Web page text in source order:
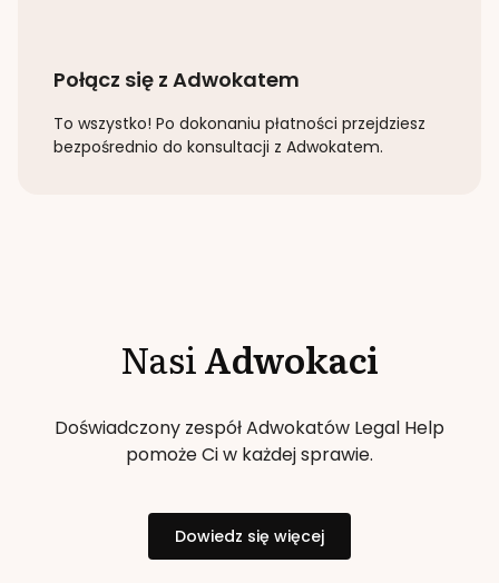
Połącz się z Adwokatem
To wszystko! Po dokonaniu płatności przejdziesz
bezpośrednio do konsultacji z Adwokatem.
NasiAdwokaci
Doświadczony zespół Adwokatów Legal Help
pomoże Ci w każdej sprawie.
Dowiedz się więcej